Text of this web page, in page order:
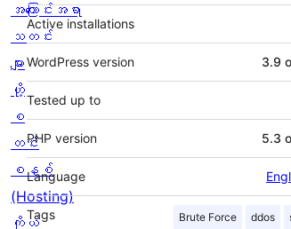
Active installations
WordPress version 3.9
Tested up to
PHP version 5.3
Language
Tags Brute Force ddos
အကြောင်းအရာ
သတင်း
များ
ဟို့
စ
တင်း
စနစ်
(Hosting)
ကိုယ်